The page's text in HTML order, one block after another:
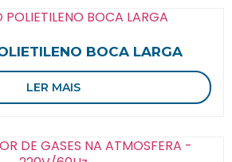
BOCA LARGA
LER MAIS